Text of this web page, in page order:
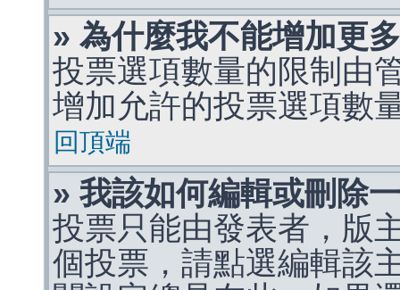
» 為什麼我不能增加更
投票選項數量的限制由
增加允許的投票選項數
回頂端
» 我該如何編輯或刪除
投票只能由發表者，版
個投票，請點選編輯該